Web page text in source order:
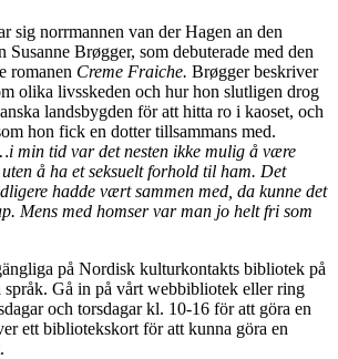
sig norrmannen van der Hagen an den
Susanne Brøgger, som debuterade med den
romanen Creme Fraiche. Brøgger beskriver
olika livsskeden och hur hon slutligen drog
landsbygden för att hitta ro i kaoset, och
hon fick en dotter tillsammans med.
i min tid var det nesten ikke mulig å være
uten å ha et seksuelt forhold til ham. Det
hadde vært sammen med, da kunne det
Mens med homser var man jo helt fri som
på Nordisk kulturkontakts bibliotek på
språk. Gå in på vårt webbibliotek eller ring
och torsdagar kl. 10-16 för att göra en
ett bibliotekskort för att kunna göra en